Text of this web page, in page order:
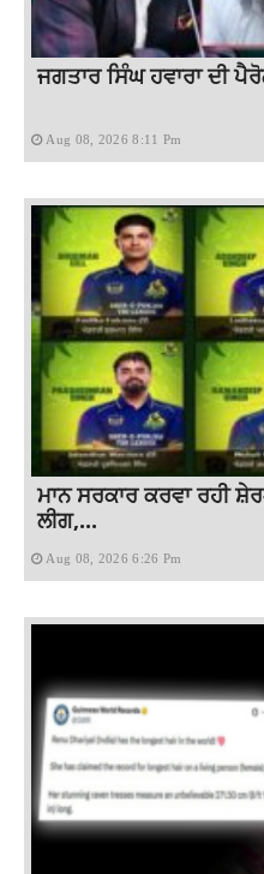
ਜਗਤਾਰ ਸਿੰਘ ਹਵਾਰਾ ਦੀ
Aug 08, 2026 8:11 Pm
ਮਾਨ ਸਰਕਾਰ ਕਰਵਾ ਰਹੀ
ਲੀਗ,...
Aug 08, 2026 6:26 Pm